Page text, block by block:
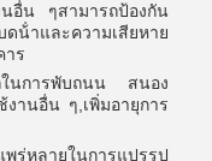
อื่น ๆสามารถป้องกัน
น้ําและความเสียหาย
าร
ในการพับถนน สนอง
านอื่น ๆ,เพิ่มอายุการ
ร่หลายในการแปรรูป